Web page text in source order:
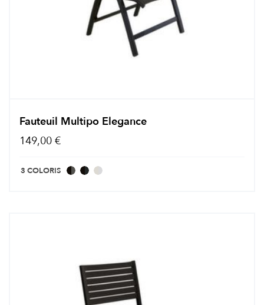
Fauteuil Multipo Elegance
149,00 €
3 COLORIS